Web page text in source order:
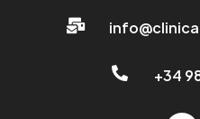

 +34